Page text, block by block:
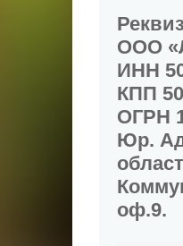
ООО
ИНН
КПП
ОГРН
Юр.
оф.9.